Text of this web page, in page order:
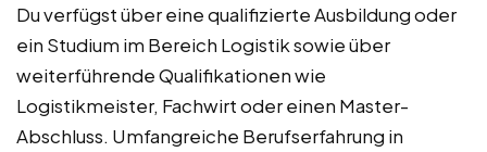
Du verfügst über eine qualifizierte Ausbildung oder
ein Studium im Bereich Logistik sowie über
weiterführende Qualifikationen wie
Logistikmeister, Fachwirt oder einen Master-
Abschluss. Umfangreiche Berufserfahrung in